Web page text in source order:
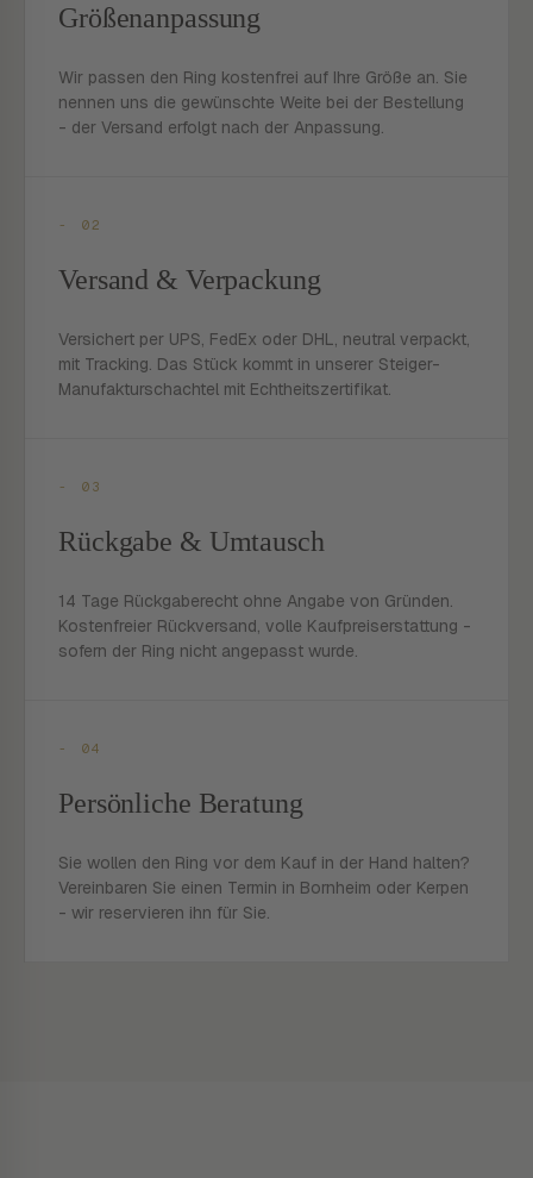
Größenanpassung
Wir passen den Ring kostenfrei auf Ihre Größe an. Sie
nennen uns die gewünschte Weite bei der Bestellung
- der Versand erfolgt nach der Anpassung.
- 02
Versand & Verpackung
Versichert per UPS, FedEx oder DHL, neutral verpackt,
mit Tracking. Das Stück kommt in unserer Steiger-
Manufakturschachtel mit Echtheitszertifikat.
- 03
Rückgabe & Umtausch
14 Tage Rückgaberecht ohne Angabe von Gründen.
Kostenfreier Rückversand, volle Kaufpreiserstattung -
sofern der Ring nicht angepasst wurde.
- 04
Persönliche Beratung
Sie wollen den Ring vor dem Kauf in der Hand halten?
Vereinbaren Sie einen Termin in Bornheim oder Kerpen
- wir reservieren ihn für Sie.